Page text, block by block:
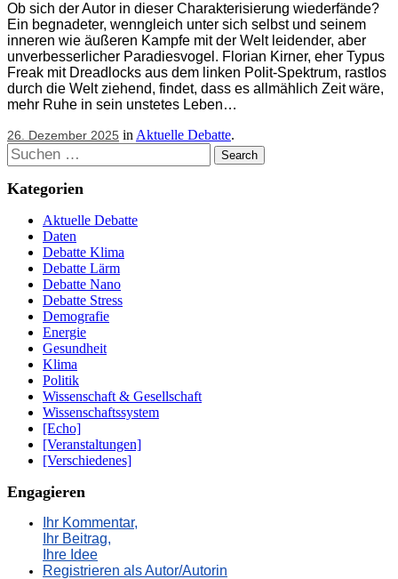
Ob sich der Autor in dieser Charakterisierung wiederfände?
Ein begnadeter, wenngleich unter sich selbst und seinem
inneren wie äußeren Kampfe mit der Welt leidender, aber
unverbesserlicher Paradiesvogel. Florian Kirner, eher Typus
Freak mit Dreadlocks aus dem linken Polit-Spektrum, rastlos
durch die Welt ziehend, findet, dass es allmählich Zeit wäre,
mehr Ruhe in sein unstetes Leben…
26. Dezember 2025 in Aktuelle Debatte.
Suchen
Kategorien
Aktuelle Debatte
Daten
Debatte Klima
Debatte Lärm
Debatte Nano
Debatte Stress
Demografie
Energie
Gesundheit
Klima
Politik
Wissenschaft & Gesellschaft
Wissenschaftssystem
[Echo]
[Veranstaltungen]
[Verschiedenes]
Engagieren
Ihr Kommentar,
Ihr Beitrag,
Ihre Idee
Registrieren als Autor/Autorin